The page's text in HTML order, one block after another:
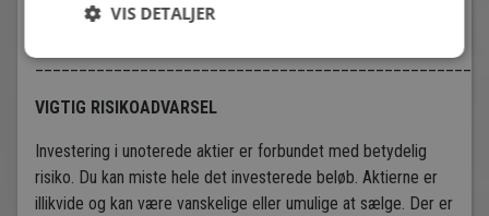
- T: 20 22 79 69
VIGTIG RISIKOADVARSEL
Investering i unoterede aktier er forbundet med betydelig
risiko. Du kan miste hele det investerede beløb. Aktierne er
illikvide og kan være vanskelige eller umulige at sælge. Der er
VIS DETALJER